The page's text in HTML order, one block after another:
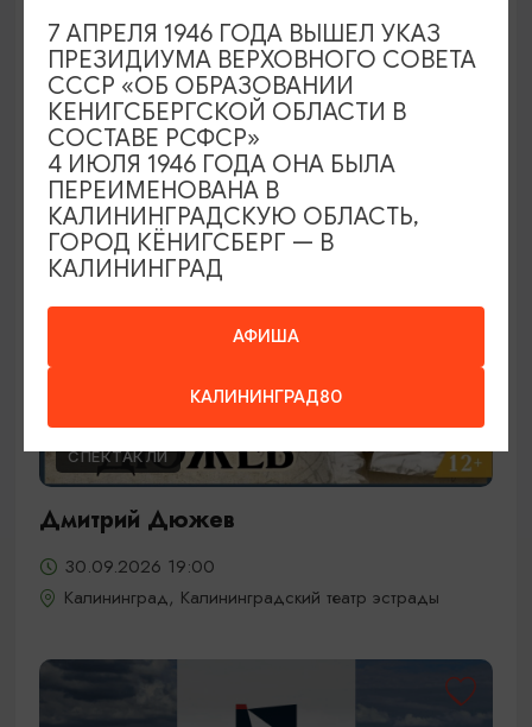
Ирландское шоу
29.09.2026 19:00
Калининград, Калининградский театр эстрады
ОТ 2000₽
СПЕКТАКЛИ
Дмитрий Дюжев
30.09.2026 19:00
Калининград, Калининградский театр эстрады
АФИША
КАЛИНИНГРАД80
7 АПРЕЛЯ 1946 ГОДА ВЫШЕЛ УКАЗ
ПРЕЗИДИУМА ВЕРХОВНОГО СОВЕТА
СССР «ОБ ОБРАЗОВАНИИ
КЕНИГСБЕРГСКОЙ ОБЛАСТИ В
СОСТАВЕ РСФСР»
4 ИЮЛЯ 1946 ГОДА ОНА БЫЛА
ПЕРЕИМЕНОВАНА В
КАЛИНИНГРАДСКУЮ ОБЛАСТЬ,
ГОРОД КЁНИГСБЕРГ — В
КАЛИНИНГРАД